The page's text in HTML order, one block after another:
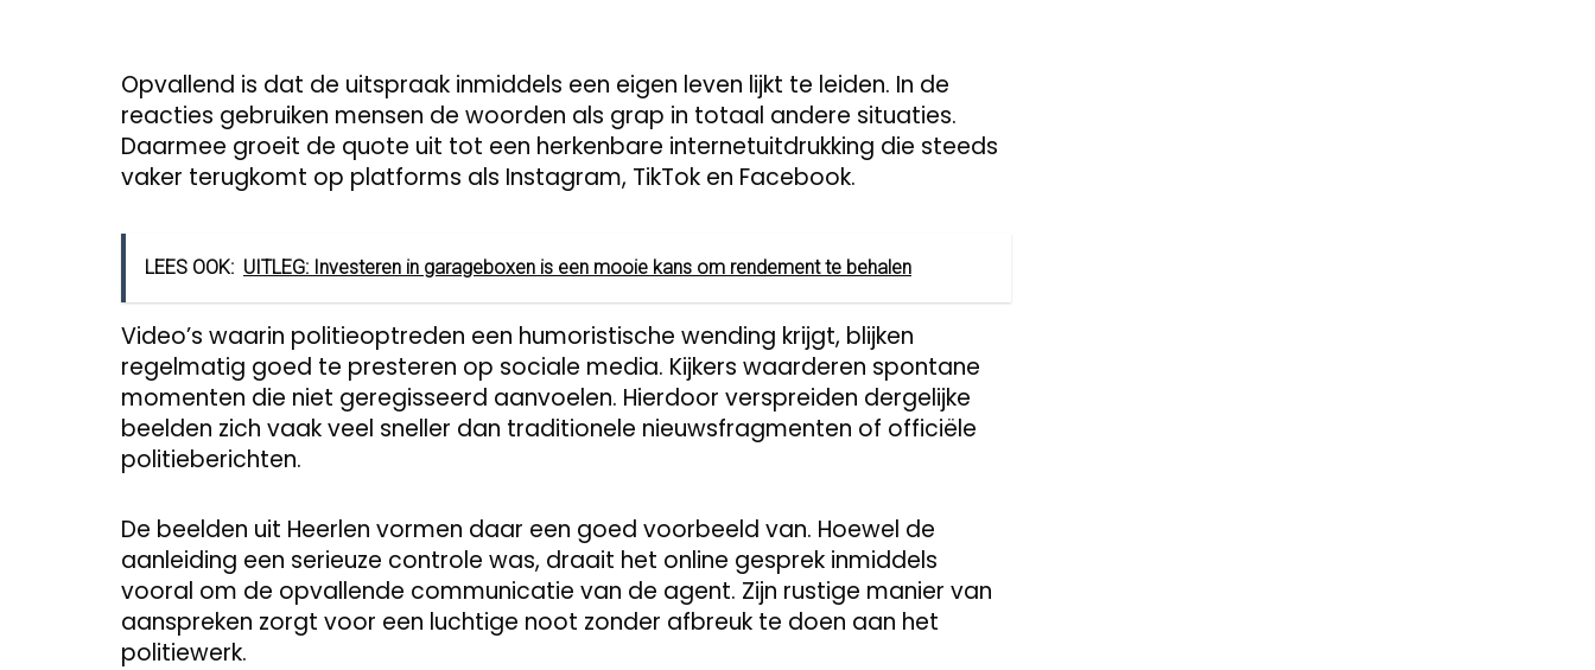
Opvallend is dat de uitspraak inmiddels een eigen leven lijkt te leiden. In de
reacties gebruiken mensen de woorden als grap in totaal andere situaties.
Daarmee groeit de quote uit tot een herkenbare internetuitdrukking die steeds
vaker terugkomt op platforms als Instagram, TikTok en Facebook.
LEES OOK: UITLEG: Investeren in garageboxen is een mooie kans om rendement te behalen
Video’s waarin politieoptreden een humoristische wending krijgt, blijken
regelmatig goed te presteren op sociale media. Kijkers waarderen spontane
momenten die niet geregisseerd aanvoelen. Hierdoor verspreiden dergelijke
beelden zich vaak veel sneller dan traditionele nieuwsfragmenten of officiële
politieberichten.
De beelden uit Heerlen vormen daar een goed voorbeeld van. Hoewel de
aanleiding een serieuze controle was, draait het online gesprek inmiddels
vooral om de opvallende communicatie van de agent. Zijn rustige manier van
aanspreken zorgt voor een luchtige noot zonder afbreuk te doen aan het
politiewerk.